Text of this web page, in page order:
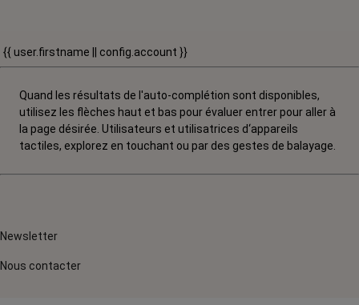
{{ user.firstname || config.account }}
Quand les résultats de l'auto-complétion sont disponibles,
utilisez les flèches haut et bas pour évaluer entrer pour aller à
la page désirée. Utilisateurs et utilisatrices d‘appareils
tactiles, explorez en touchant ou par des gestes de balayage.
Newsletter
Nous contacter